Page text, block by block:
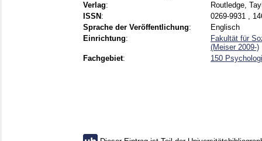
Verlag:
Routledge,
ISSN :
0269-9931 ,
Sprache der Veröffentlichung:
Englisch
Einrichtung:
Fakultät für
(Meiser 2009-)
Fachgebiet: 150